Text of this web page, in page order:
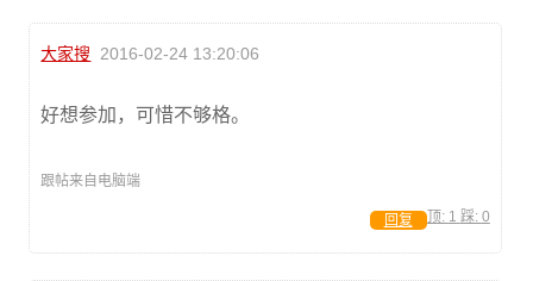
大家搜 2016-02-24 13:20:06
好想参加，可惜不够格。
跟帖来自电脑端
顶: 1 踩: 0
回复